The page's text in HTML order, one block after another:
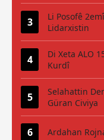
Li Posofê
Lidarxistin
Di Xeta ALO
Kurdî
Selahattin
Güran Civiya
Ardahan